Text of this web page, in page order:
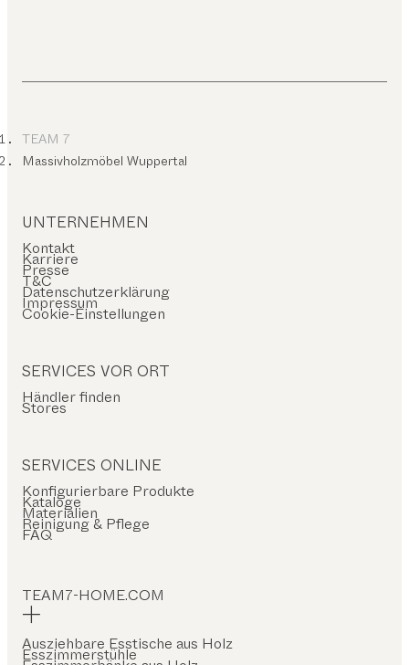
TEAM 7
Massivholzmöbel Wuppertal
UNTERNEHMEN
Kontakt
Karriere
Presse
T&C
Datenschutzerklärung
Impressum
Cookie-Einstellungen
SERVICES VOR ORT
Händler finden
Stores
SERVICES ONLINE
Konfigurierbare Produkte
Kataloge
Materialien
Reinigung & Pflege
FAQ
TEAM7-HOME.COM
Ausziehbare Esstische aus Holz
Esszimmerstühle